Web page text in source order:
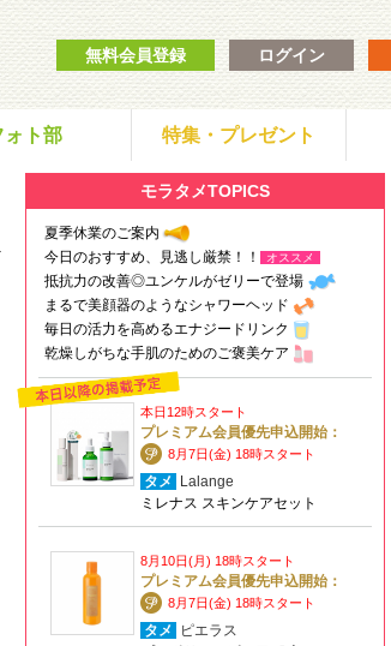
無料会員登録 ログイン
ォト部 特集・プレゼント
モラタメTOPICS
夏季休業のご案内
今日のおすすめ、見逃し厳禁！！
オススメ
抵抗力の改善◎ユンケルがゼリーで登場
まるで美顔器のようなシャワーヘッド
毎日の活力を高めるエナジードリンク
乾燥しがちな手肌のためのご褒美ケア
本日12時スタート
プレミアム会員優先申込開始：
8月7日(金) 18時スタート
タメ
Lalange
ミレナス スキンケアセット
8月10日(月) 18時スタート
プレミアム会員優先申込開始：
8月7日(金) 18時スタート
タメ
ピエラス